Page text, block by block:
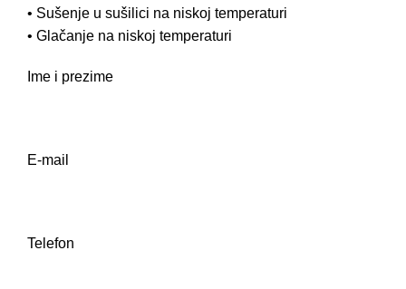
• Sušenje u sušilici na niskoj temperaturi
• Glačanje na niskoj temperaturi
Ime i prezime
E-mail
Telefon